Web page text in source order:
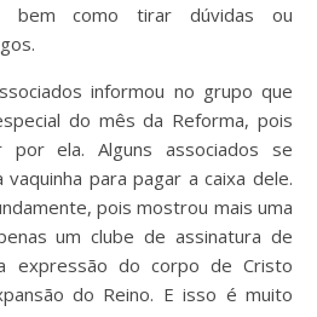
bem como tirar dúvidas ou
informou no grupo que
do mês da Reforma, pois
ela. Alguns associados se
para pagar a caixa dele.
pois mostrou mais uma
um clube de assinatura de
expressão do corpo de Cristo
do Reino. E isso é muito